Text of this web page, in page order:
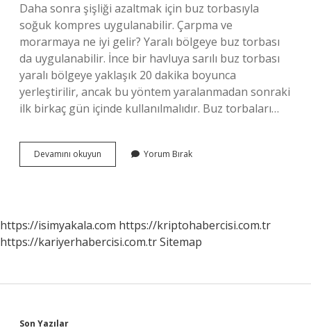
Daha sonra şişliği azaltmak için buz torbasıyla
soğuk kompres uygulanabilir. Çarpma ve
morarmaya ne iyi gelir? Yaralı bölgeye buz torbası
da uygulanabilir. İnce bir havluya sarılı buz torbası
yaralı bölgeye yaklaşık 20 dakika boyunca
yerleştirilir, ancak bu yöntem yaralanmadan sonraki
ilk birkaç gün içinde kullanılmalıdır. Buz torbaları…
Devamını okuyun
Ve
Yorum Bırak
https://isimyakala.com https://kriptohabercisi.com.tr
https://kariyerhabercisi.com.trSitemap
Son Yazılar